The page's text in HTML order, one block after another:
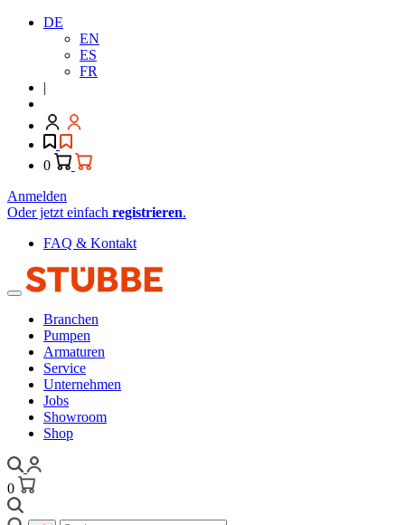
DE
EN
ES
FR
|
0
Anmelden
Oder jetzt einfach registrieren.
FAQ & Kontakt
Branchen
Pumpen
Armaturen
Service
Unternehmen
Jobs
Showroom
Shop
0